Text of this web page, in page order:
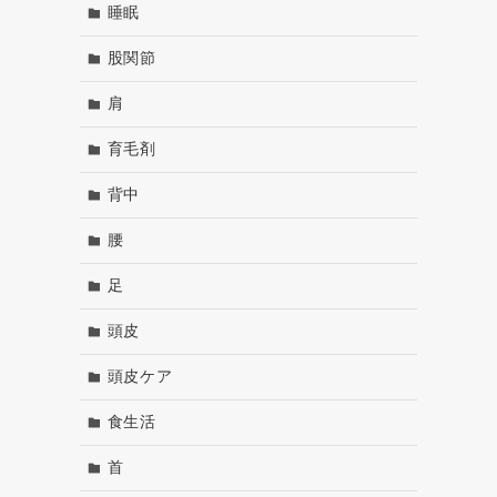
睡眠
股関節
肩
育毛剤
背中
腰
足
頭皮
頭皮ケア
食生活
首